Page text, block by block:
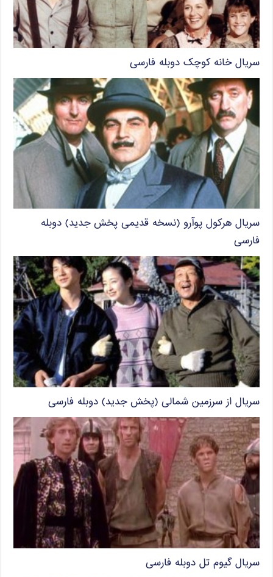
سریال خانه کوچک دوبله فارسی
سریال هرکول پوآرو (نسخه قدیمی پخش جدید) دوبله
فارسی
سریال از سرزمین شمالی (پخش جدید) دوبله فارسی
سریال گیوم تل دوبله فارسی